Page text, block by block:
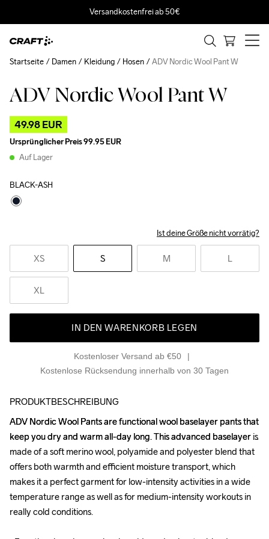
Versandkostenfrei ab 50€
ADV Nordic Wool Pant W
49.98 EUR
Ursprünglicher Preis99.95 EUR
Auf Lager
BLACK-ASH
Ist deine Größe nicht vorrätig?
XS S M L
XL
IN DEN WARENKORB LEGEN
Kostenloser Versand ab €50
Kostenlose Rücksendung innerhalb von 30 Tagen
Startseite Damen Kleidung Hosen ADV Nordic Wool Pant W
Outlet
PRODUKTBESCHREIBUNG
ADV Nordic Wool Pants are functional wool baselayer pants that
keep you dry and warm all-day long. This advanced baselayer is
made of a soft merino wool, polyamide and polyester blend that
offers both warmth and efficient moisture transport, which
makes it a perfect garment for low-intensity activities in a wide
temperature range as well as for medium-intensity workouts in
really cold conditions.
ADV Nordic Wool Pants are functional wool baselayer pants that
keep you dry and warm all-day long. This advanced baselayer is
made of a soft merino wool, polyamide and polyester blend that
offers both warmth and efficient moisture transport, which
makes it a perfect garment for low-intensity activities in a wide
temperature range as well as for medium-intensity workouts in
really cold conditions.